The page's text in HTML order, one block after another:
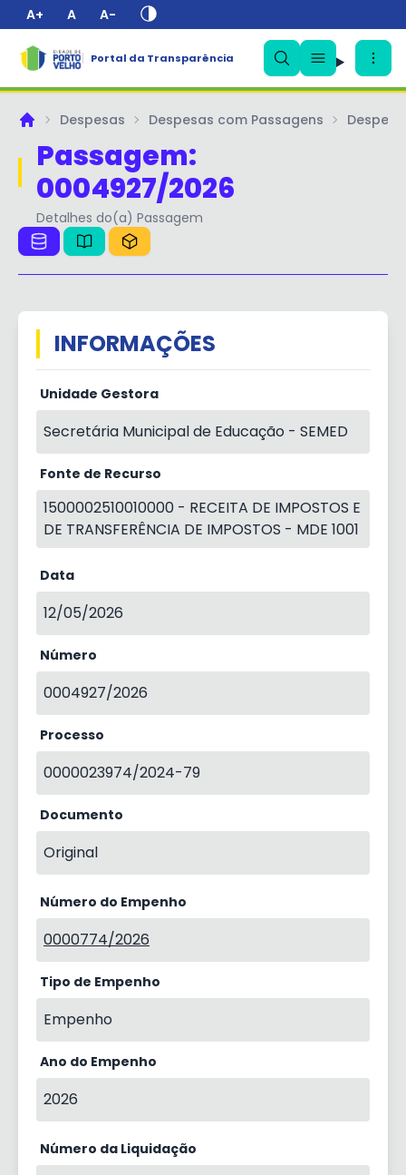
A+ A A-
Portal da Transparência
PrincipalDespesas Despesas com Passagens
Passagem:
0004927/2026
Detalhes do(a) Passagem
INFORMAÇÕES
Unidade Gestora
Secretária Municipal de Educação - SEMED
Fonte de Recurso
1500002510010000 - RECEITA DE IMPOSTOS E
DE TRANSFERÊNCIA DE IMPOSTOS - MDE 1001
Data
12/05/2026
Número
0004927/2026
Processo
0000023974/2024-79
Documento
Original
Número do Empenho
0000774/2026
Tipo de Empenho
Empenho
Ano do Empenho
2026
Número da Liquidação
✕